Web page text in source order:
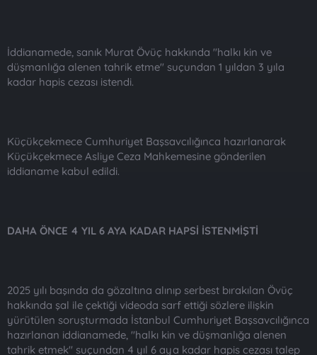
İddianamede, sanık Murat Övüç hakkında "halkı kin ve
düşmanlığa alenen tahrik etme" suçundan 1 yıldan 3 yıla
kadar hapis cezası istendi.
Küçükçekmece Cumhuriyet Başsavcılığınca hazırlanarak
Küçükçekmece Asliye Ceza Mahkemesine gönderilen
iddianame kabul edildi.
DAHA ÖNCE 4 YIL 6 AYA KADAR HAPSİ İSTENMİŞTİ
2025 yılı başında da gözaltına alınıp serbest bırakılan Övüç
hakkında şal ile çektiği videoda sarf ettiği sözlere ilişkin
yürütülen soruşturmada İstanbul Cumhuriyet Başsavcılığınca
hazırlanan iddianamede, "halkı kin ve düşmanlığa alenen
tahrik etmek" suçundan 4 yıl 6 aya kadar hapis cezası talep